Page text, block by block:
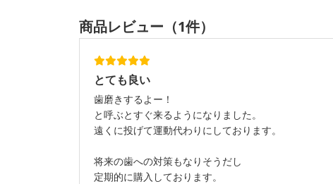
商品レビュー（1件）
とても良い
歯磨きするよー！
と呼ぶとすぐ来るようになりました。
遠くに投げて運動代わりにしております。
将来の歯への対策もなりそうだし
定期的に購入しております。